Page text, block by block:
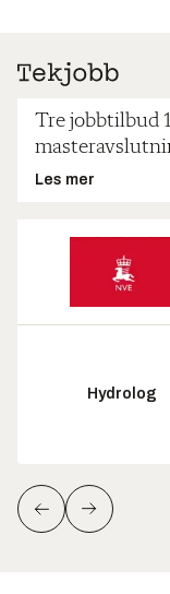
Tre jobbtilbud
Les mer
Hydrolog